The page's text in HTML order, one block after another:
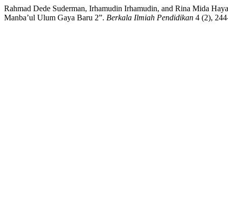
Rahmad Dede Suderman, Irhamudin Irhamudin, and Rina Mida
Manba’ul Ulum Gaya Baru 2”. Berkala Ilmiah Pendidikan 4 (2),